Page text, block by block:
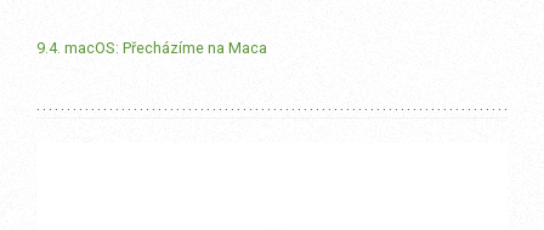
9.4. macOS: Přecházíme na Maca